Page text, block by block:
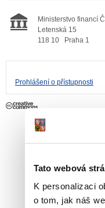
Tato webová
K personalizaci
o tom, jak náš
Ministerstvo financí
Letenská 15
118 10
Praha 1
Prohlášení o přístupnosti